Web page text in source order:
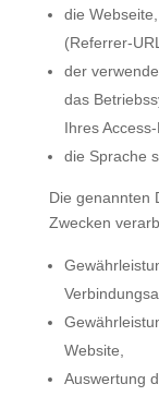
die
(Referrer-
der
das
Ihres
die Sprache
Die genannten
Zwecken
Website,
Auswertung